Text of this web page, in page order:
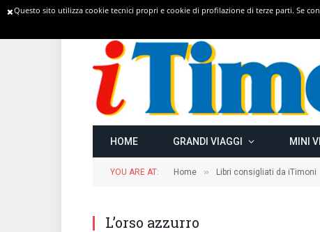
TRENDING
HOME GRANDI VIAGGI MINI
YOU ARE AT: Home » Libri consigliati da iTimoni
L’orso azzurro
Questo sito utilizza cookie tecnici propri e cookie di profilazione di terze parti. Se